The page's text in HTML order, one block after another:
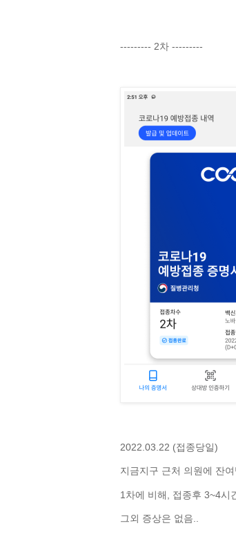
--------- 2차 ---------
2022.03.22 (접종당일)
지금지구 근처 의원에 잔
1차에 비해, 접종후 3~4시
그외 증상은 없음..